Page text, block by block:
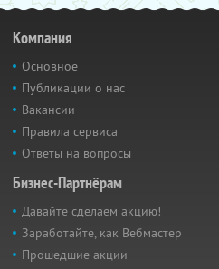
Компания
Основное
Публикации о нас
Вакансии
Правила сервиса
Ответы на вопросы
Бизнес-Партнёрам
Давайте сделаем акцию!
Заработайте, как Вебмастер
Прошедшие акции